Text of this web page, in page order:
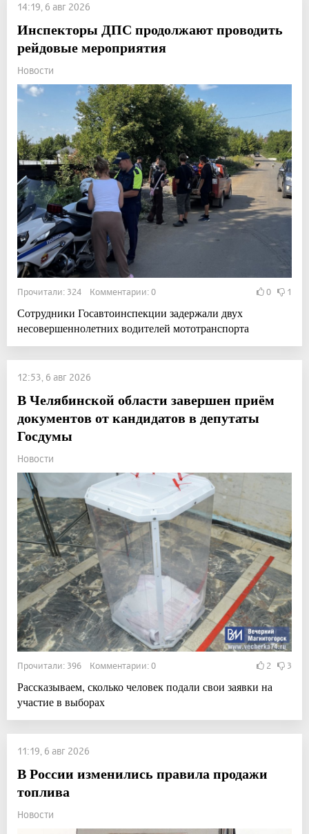
14:19, 6 авг 2026
Инспекторы ДПС продолжают проводить
рейдовые мероприятия
Новости
Прочитали: 324 Комментарии: 0 0 1
Сотрудники Госавтоинспекции задержали двух
несовершеннолетних водителей мототранспорта
12:53, 6 авг 2026
В Челябинской области завершен приём
документов от кандидатов в депутаты
Госдумы
Новости
Прочитали: 396 Комментарии: 0 2 3
Рассказываем, сколько человек подали свои заявки на
участие в выборах
11:19, 6 авг 2026
В России изменились правила продажи
топлива
Новости